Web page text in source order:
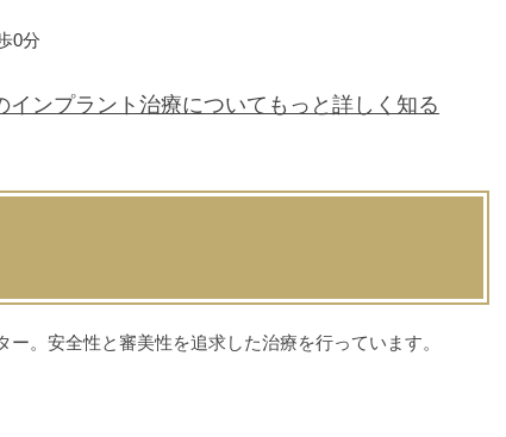
0分
インプラント治療について もっと詳しく知る
。安全性と審美性を追求した治療を行っています。